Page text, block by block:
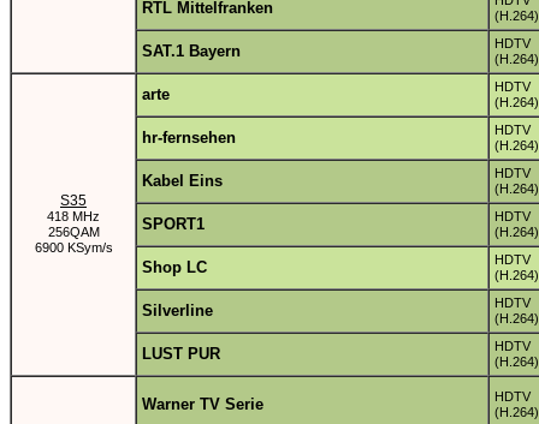
RTL Mittelfranken
(H.264)
SAT.1 Bayern
HDTV
(H.264)
S35
418 MHz
256QAM
6900 KSym/s
arte
HDTV
(H.264)
hr-fernsehen
HDTV
(H.264)
Kabel Eins
HDTV
(H.264)
SPORT1
HDTV
(H.264)
Shop LC
HDTV
(H.264)
Silverline
HDTV
(H.264)
LUST PUR
HDTV
(H.264)
Warner TV Serie
HDTV
(H.264)